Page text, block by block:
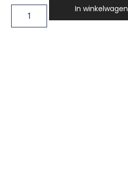
In winkelwagen